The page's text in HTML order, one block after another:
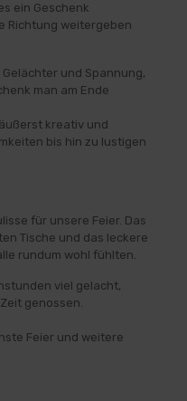
ein Geschenk
Richtung weitergeben
und Spannung,
man am Ende
kreativ und
bis hin zu lustigen
für unsere Feier. Das
Tische und das leckere
rundum wohl fühlten.
viel gelacht,
genossen.
Feier und weitere